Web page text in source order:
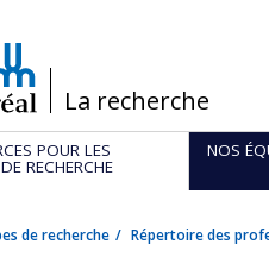
/La recherche
POUR LES
RECHERCHE
NOS
de recherche Répertoire des